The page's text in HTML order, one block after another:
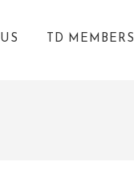
TD MEMBERS